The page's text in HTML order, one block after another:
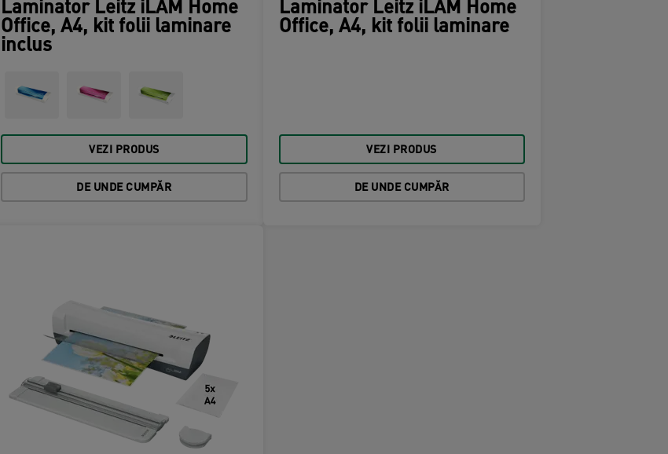
Laminator Leitz iLAM Home
Office, A4, kit folii laminare
inclus
VEZI PRODUS
DE UNDE CUMPĂR
Laminator Leitz iLAM Home
Office, A4, kit folii laminare
VEZI PRODUS
DE UNDE CUMPĂR